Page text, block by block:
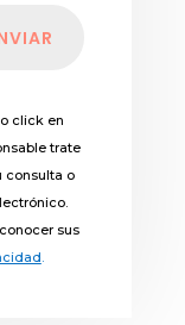
click en
trate
consulta o
sus
.